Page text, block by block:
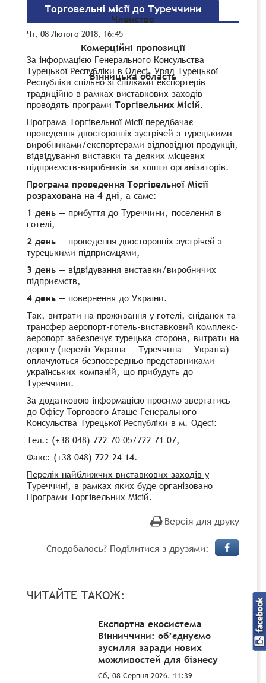
Членство
Комерційні пропозиції
Вінницька область
Торговельні місії до Туреччини
Чт, 08 Лютого 2018, 16:45
За інформацією Генерального Консульства
Турецької Республіки в Одесі, Уряд Турецької
Республіки спільно зі спілками експортерів
традиційно в рамках виставкових заходів
проводять програми Торгівельних Місій.
Програма Торгівельної Місії передбачає
проведення двосторонніх зустрічей з турецькими
виробниками/експортерами відповідної продукції,
відвідування виставки та деяких місцевих
підприємств-виробників за кошти організаторів.
Програма проведення Торгівельної Місії
розрахована на 4 дні, а саме:
1 день — прибуття до Туреччини, поселення в
готелі,
2 день — проведення двосторонніх зустрічей з
турецькими підприємцями,
3 день — відвідування виставки/виробничих
підприємств,
4 день — повернення до України.
Так, витрати на проживання у готелі, сніданок та
трансфер аеропорт-готель-виставковий комплекс-
аеропорт забезпечує турецька сторона, витрати на
дорогу (переліт Україна — Туреччина — Україна)
оплачуються безпосередньо представниками
українських компаній, що прибудуть до
Туреччини.
За додатковою інформацією просимо звертатись
до Офісу Торгового Аташе Генерального
Консульства Турецької Республіки в м. Одесі:
Тел.: (+38 048) 722 70 05/722 71 07,
Факс: (+38 048) 722 24 14.
Перелік найближчих виставкових заходів у
Туреччині, в рамках яких буде організовано
Програми Торгівельних Місій.
Версія для друку
Сподобалось? Поділитися з друзями:
ЧИТАЙТЕ ТАКОЖ:
Експортна екосистема
Вінниччини: об’єднуємо
зусилля заради нових
можливостей для бізнесу
Сб, 08 Серпня 2026, 11:39